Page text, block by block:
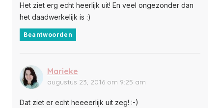
Het ziet erg echt heerlijk uit! En veel ongezonder dan
het daadwerkelijk is :)
Beantwoorden
Marieke
augustus 23, 2016 om 9:25 am
Dat ziet er echt heeeerlijk uit zeg! :-)